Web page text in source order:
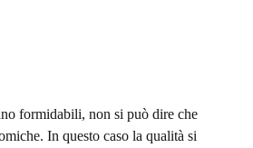
formidabili, non si può dire che
In questo caso la qualità si